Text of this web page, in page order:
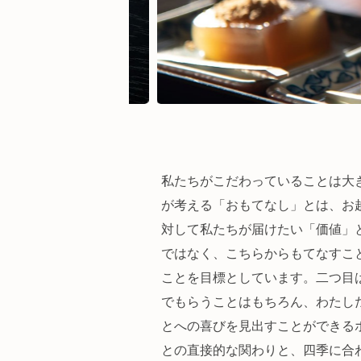
私たちがこだわっていることは
が考える「おもてなし」とは、
対して私たちが届けたい「価値
ではなく、こちらからもてなす
ことを目標としています。二つ
でもらうことはもちろん、わた
とへの喜びを見出すことができ
との直接的な関わりと、四季に